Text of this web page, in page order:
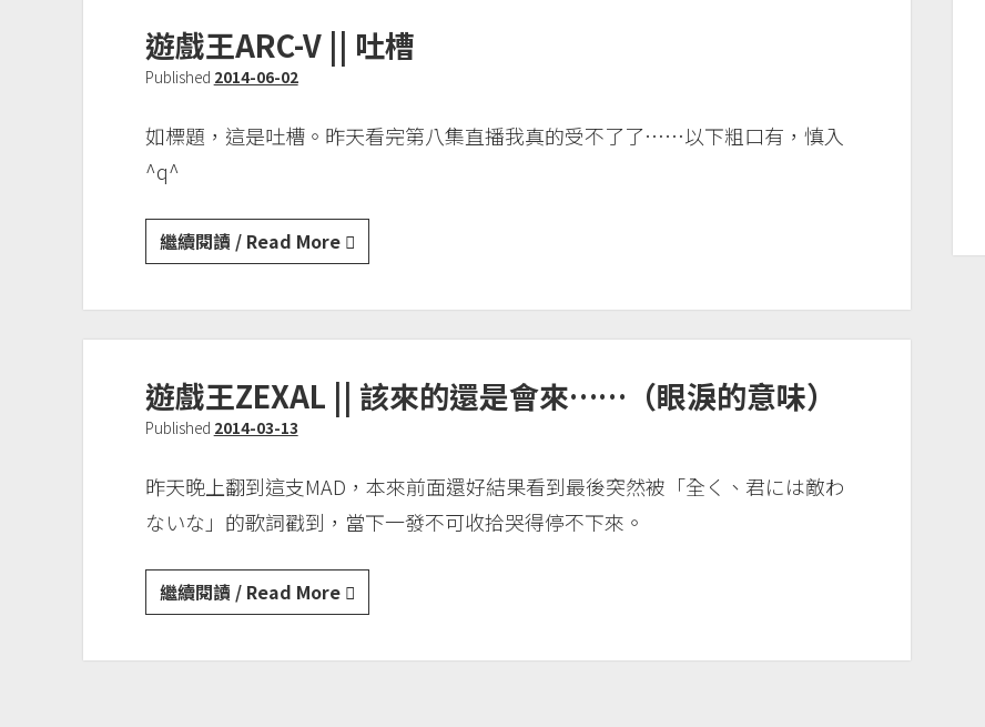
劇
本
們
言
感
遊戲王ARC-V || 吐槽
Published 2014-06-02
如標題，這是吐槽。昨天看完第八集直播我真的受不了了……以下粗口有，慎入
^q^
繼續閱讀 / Read More遊
戲
||
吐
遊戲王ZEXAL || 該來的還是會來……（眼淚的意味）
Published 2014-03-13
昨天晚上翻到這支MAD，本來前面還好結果看到最後突然被「全く、君には敵わ
ないな」的歌詞戳到，當下一發不可收拾哭得停不下來。
繼續閱讀 / Read More遊
戲